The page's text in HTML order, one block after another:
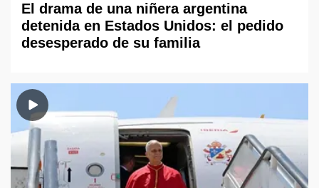
El drama de una niñera argentina
detenida en Estados Unidos: el pedido
desesperado de su familia